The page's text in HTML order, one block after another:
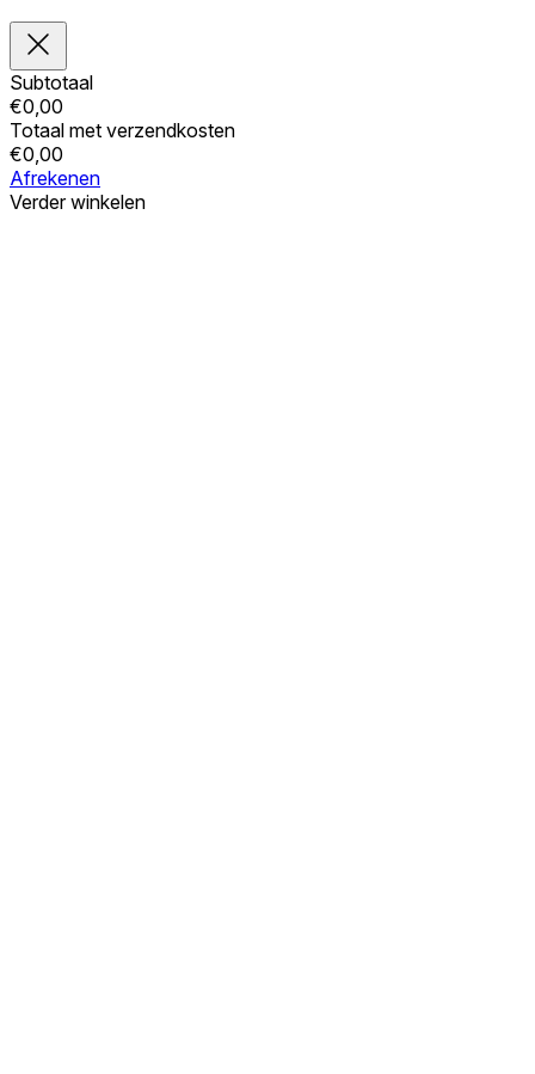
Subtotaal
€0,00
Totaal met verzendkosten
€0,00
Afrekenen
Verder winkelen